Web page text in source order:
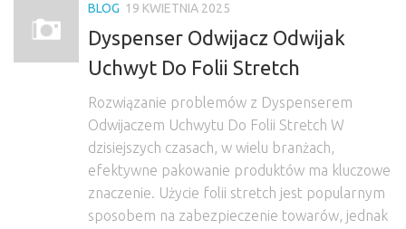
BLOG 19 KWIETNIA 2025
Dyspenser Odwijacz Odwijak
Uchwyt Do Folii Stretch
Rozwiązanie problemów z Dyspenserem
Odwijaczem Uchwytu Do Folii Stretch W
dzisiejszych czasach, w wielu branżach,
efektywne pakowanie produktów ma kluczowe
znaczenie. Użycie folii stretch jest popularnym
sposobem na zabezpieczenie towarów, jednak